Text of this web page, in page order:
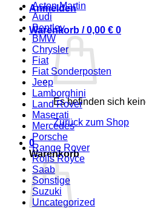
Anmelden
Warenkorb /0,00 € 0
Es befinden sich
Zurück zum Shop
0
Warenkorb
Aston Martin
Audi
Bentley
BMW
Chrysler
Fiat
Fiat Sonderposten
Jeep
Lamborghini
Land Rover
Maserati
Mercedes
Porsche
Range Rover
Rolls Royce
Saab
Sonstige
Suzuki
Uncategorized